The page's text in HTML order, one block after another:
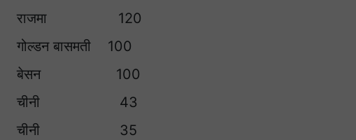
राजमा 120
गोल्डन बासमती 100
बेसन 100
चीनी 43
चीनी 35